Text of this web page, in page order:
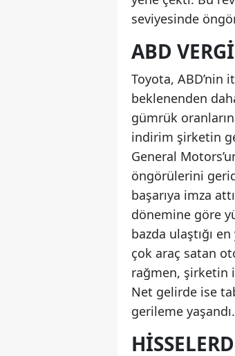
seviyesinde
ABD
Toyota, ABD’nin
beklenenden
gümrük
indirim şirketin
General
öngörülerini
başarıya imza
dönemine göre
bazda ulaştığı
çok araç satan
rağmen, şirketin
Net gelirde ise
gerileme yaşandı.